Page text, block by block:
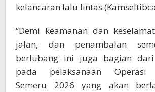
kelancaran lalu lintas
“Demi keamanan dan
jalan, dan penambalan
berlubang ini juga bagian
pada pelaksanaan Operasi
Semeru 2026 yang akan